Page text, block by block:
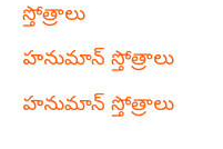
స్తోత్రాలు
హనుమాన్ స్తోత్రాలు
హనుమాన్ స్తోత్రాలు